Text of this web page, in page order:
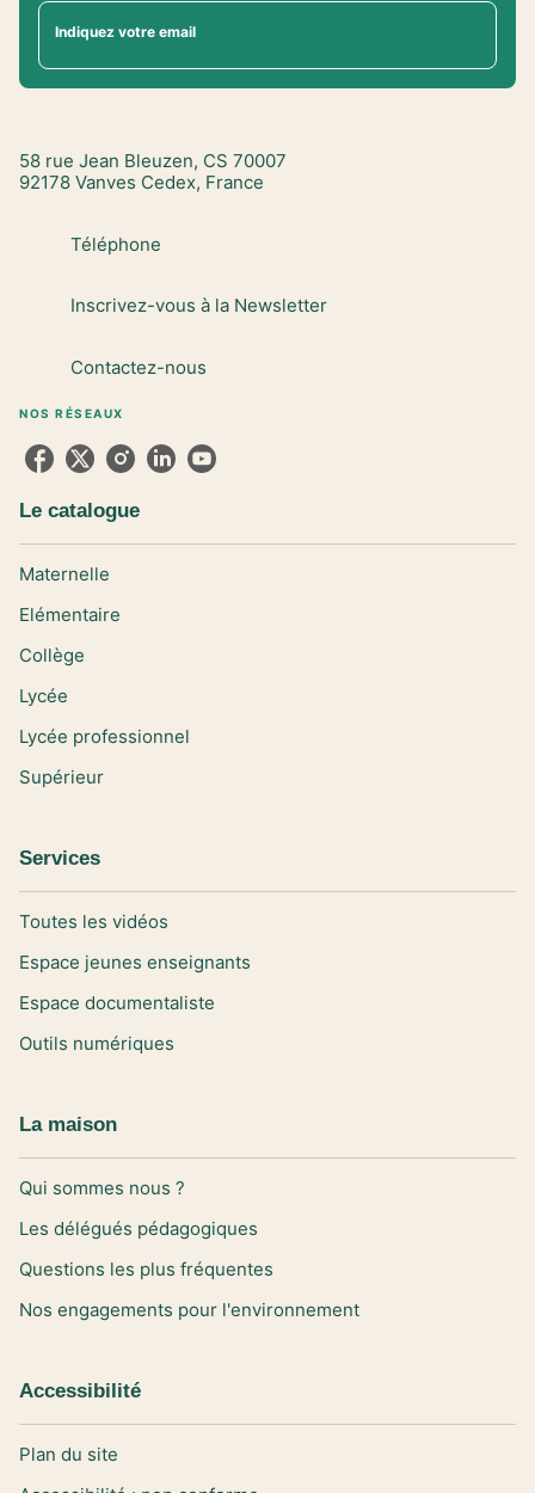
Indiquez votre email
58 rue Jean Bleuzen, CS 70007
92178 Vanves Cedex, France
Téléphone
Inscrivez-vous à la Newsletter
Contactez-nous
NOS RÉSEAUX
Le catalogue
Maternelle
Elémentaire
Collège
Lycée
Lycée professionnel
Supérieur
Services
Toutes les vidéos
Espace jeunes enseignants
Espace documentaliste
Outils numériques
La maison
Qui sommes nous ?
Les délégués pédagogiques
Questions les plus fréquentes
Nos engagements pour l'environnement
Accessibilité
Plan du site